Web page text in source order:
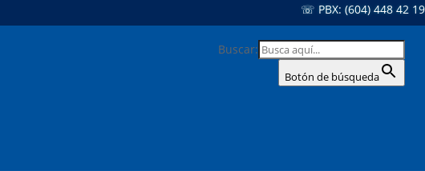
☏ PBX: (604) 448 42 19
Buscar:
Botón de búsqueda